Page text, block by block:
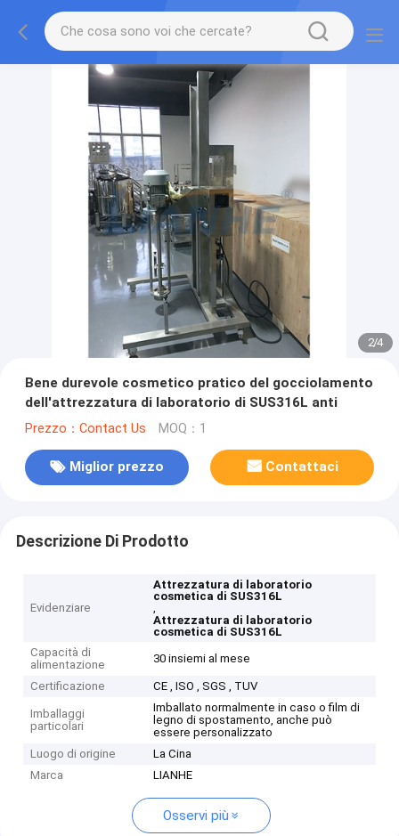
2/4
Bene durevole cosmetico pratico del gocciolamento
dell'attrezzatura di laboratorio di SUS316L anti
Prezzo：Contact Us MOQ：1
Miglior prezzo Contattaci
Descrizione Di Prodotto
Evidenziare
Attrezzatura di laboratorio
cosmetica di SUS316L
,
Attrezzatura di laboratorio
cosmetica di SUS316L
Capacità di
alimentazione
30 insiemi al mese
Certificazione CE , ISO , SGS , TUV
Imballaggi
particolari
Imballato normalmente in caso o film di
legno di spostamento, anche può
essere personalizzato
Luogo di origine
La Cina
Marca
LIANHE
Osservi più